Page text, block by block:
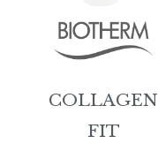
COLLAGEN
FIT